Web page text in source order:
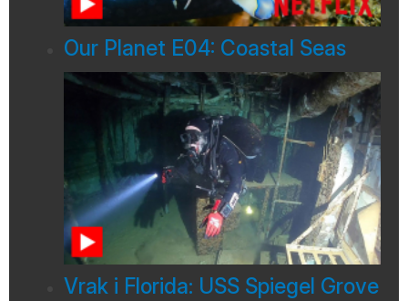
Our Planet E04: Coastal Seas
Vrak i Florida: USS Spiegel Grove